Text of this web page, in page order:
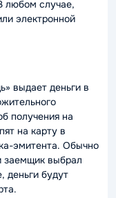
любом случае,
электронной
выдает деньги в
получения на
на карту в
эмитента. Обычно
заемщик выбрал
деньги будут